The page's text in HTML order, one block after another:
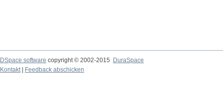
DSpace software copyright © 2002-2015
DuraSpace
Kontakt| Feedback abschicken